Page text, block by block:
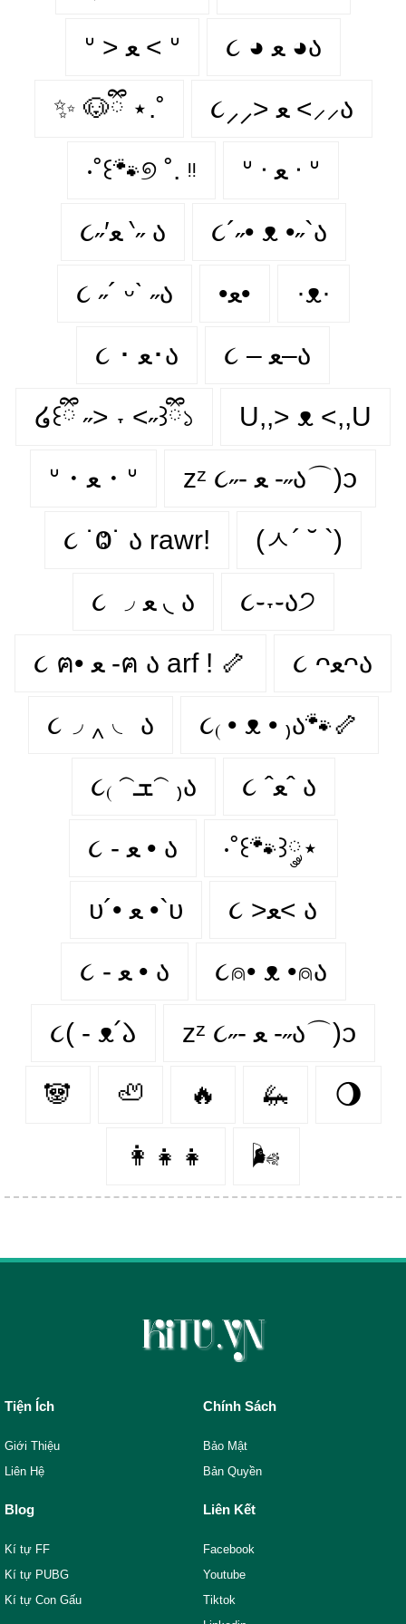
ᐡ > ﻌ < ᐡ ૮ ◕ ﻌ ◕ა
✨ 🐶ྀི ⋆.˚ ૮⸝⸝> ﻌ <⸝⸝ა
‧˚꒰🐾୭ ˚. ᵎᵎ ᐡ ᐧ ﻌ ᐧ ᐡ
૮˶′ﻌ ‵˶ ა ૮´˶• ᴥ •˶`ა
૮ ˶´ ᵕˋ ˶ა •ﻌ• ·ᴥ·
૮ ･ ﻌ･ა ૮ – ﻌ–ა
໒꒰ྀི ˶> ˕ <˶꒱ྀི১ U,,> ᴥ <,,U
ᐡ・ﻌ・ᐡ zᶻ ૮˶- ﻌ -˶ა⌒)ᦱ
૮ ˙Ⱉ˙ ა rawr! (ㅅ´ ˘ `)
૮ ◞ ﻌ ◟ ა ૮֊˕֊ა੭
૮ ฅ• ﻌ -ฅ ა arf ! 🦴 ૮ ᴖﻌᴖა
૮◞ ‸ ◟ ა ૮₍ • ᴥ • ₎ა🐾🦴
૮₍ 𝁽ܫ𝁽 ₎ა ૮ ˆﻌˆ ა
૮ - ﻌ • ა⁩ ‧˚꒰🐾꒱༘⋆
υ´• ﻌ •`υ ૮ >ﻌ< ა
૮ - ﻌ • ა ૮⍝• ᴥ •⍝ა
૮( - ᴥ՛𑁬 zᶻ ૮˶- ﻌ -˶ა⌒)ᦱ
🐼 🦥 🔥 🦗 🌖
👩‍👧‍👧 🌬️
Tiện Ích
Giới Thiệu
Liên Hệ
Chính Sách
Bảo Mật
Bản Quyền
Blog
Kí tự FF
Kí tự PUBG
Kí tự Con Gấu
Liên Kết
Facebook
Youtube
Tiktok